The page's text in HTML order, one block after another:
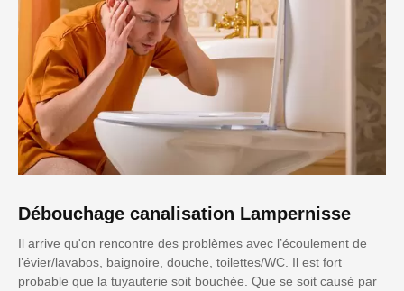
Débouchage canalisation Lampernisse
Il arrive qu'on rencontre des problèmes avec l’écoulement de
l’évier/lavabos, baignoire, douche, toilettes/WC. Il est fort
probable que la tuyauterie soit bouchée. Que se soit causé par